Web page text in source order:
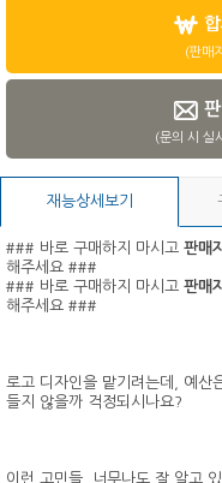
(판매
(문의 시 실
재능상세보기
### 바로 구매하지 마시고 판매
해주세요 ###
### 바로 구매하지 마시고 판매
해주세요 ###
로고 디자인을 맡기려는데, 예산
들지 않을까 걱정되시나요?
이런 고민들, 너무나도 잘 알고